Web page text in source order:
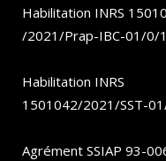
Habilitation INRS
/2021/Prap-IBC-01/0/
Habilitation INRS
1501042/2021/SST-
Agrément SSIAP 93-